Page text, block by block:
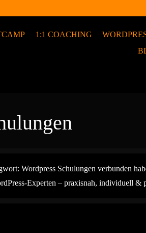
1:1 COACHING
Wordpress Schulungen verbunden
Experten – praxisnah, individuell &